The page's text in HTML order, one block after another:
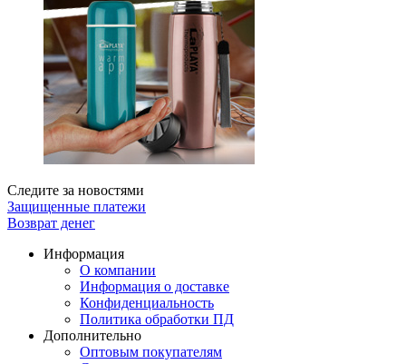
Следите за новостями
Защищенные платежи
Возврат денег
Информация
О компании
Информация о доставке
Конфиденциальность
Политика обработки ПД
Дополнительно
Оптовым покупателям